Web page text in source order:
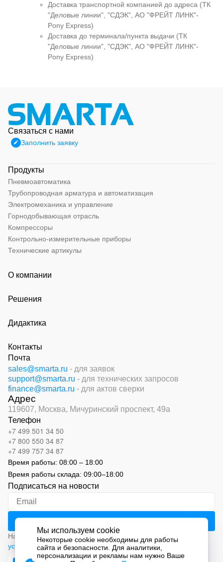
Доставка транспортной компанией до адреса (ТК
"Деловые линии", "СДЭК", АО "ФРЕЙТ ЛИНК"-
Pony Express)
Доставка до терминала/пункта выдачи (ТК
"Деловые линии", "СДЭК", АО "ФРЕЙТ ЛИНК"-
Pony Express)
Связаться с нами
Заполнить заявку
Продукты
Пневмоавтоматика
Трубопроводная арматура и автоматизация
Электромеханика и управление
Горнодобывающая отрасль
Компрессоры
Контрольно-измерительные приборы
Технические артикулы
О компании
Решения
Дидактика
Контакты
Почта
sales@smarta.ru - для заявок
support@smarta.ru - для технических запросов
finance@smarta.ru - для актов сверки
Адрес
119607, Москва, Мичуринский проспект, 49а
Телефон
+7 499 501 34 50
+7 800 550 34 87
+7 499 757 34 87
Время работы: 08:00 – 18:00
Время работы склада: 09:00–18:00
Подписаться на новости
Нажимая на кнопку «Подписаться», вы соглашаетесь с
условиями обработки персональных данных
Мы используем cookie
Некоторые cookie необходимы для работы
сайта и безопасности. Для аналитики,
персонализации и рекламы нам нужно Ваше